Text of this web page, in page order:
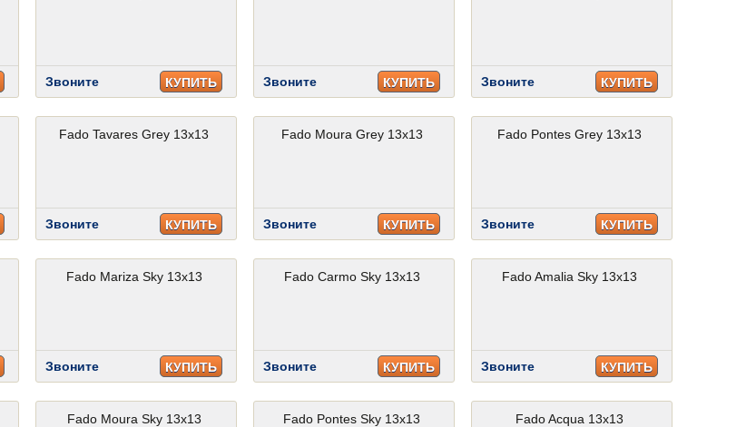
Звоните КУПИТЬ Звоните КУПИТЬ Звоните КУПИТЬ
Fado Tavares Grey 13x13
Звоните КУПИТЬ
Fado Moura Grey 13x13
Звоните КУПИТЬ
Fado Pontes Grey 13x13
Звоните КУПИТЬ
Fado Mariza Sky 13x13
Звоните КУПИТЬ
Fado Carmo Sky 13x13
Звоните КУПИТЬ
Fado Amalia Sky 13x13
Звоните КУПИТЬ
Fado Moura Sky 13x13 Fado Pontes Sky 13x13 Fado Acqua 13x13